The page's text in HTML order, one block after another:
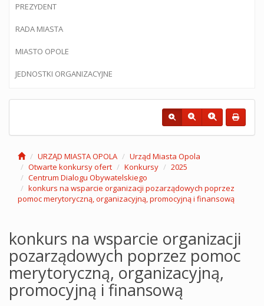
PREZYDENT
RADA MIASTA
MIASTO OPOLE
JEDNOSTKI ORGANIZACYJNE
URZĄD MIASTA OPOLA
Urząd Miasta Opola
Otwarte konkursy ofert
Konkursy
2025
Centrum Dialogu Obywatelskiego
konkurs na wsparcie organizacji pozarządowych poprzez
pomoc merytoryczną, organizacyjną, promocyjną i finansową
konkurs na wsparcie organizacji
pozarządowych poprzez pomoc
merytoryczną, organizacyjną,
promocyjną i finansową